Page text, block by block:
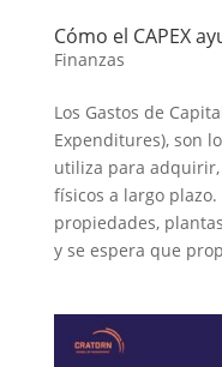
Cómo el CAPEX
Finanzas
Los Gastos de
Expenditures), son
utiliza para
físicos a largo
propiedades,
y se espera que